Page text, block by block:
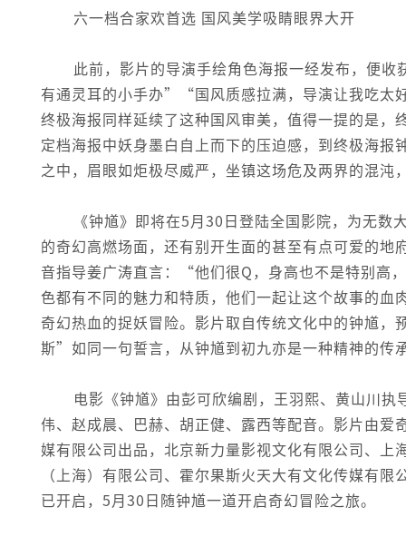
六一档合家欢首选 国风美学吸睛眼界大开
此前，影片的导演手绘角色海报一经发布，便
有通灵耳的小手办”“国风质感拉满，导演让我吃
终极海报同样延续了这种国风审美，值得一提的是
定档海报中妖身墨白自上而下的压迫感，到终极海
之中，眉眼如炬极尽威严，坐镇这场危及两界的混
《钟馗》即将在5月30日登陆全国影院，为无
的奇幻高燃场面，还有别开生面的甚至有点可爱的
音指导姜广涛直言：“他们很Q，身高也不是特别高
色都有不同的魅力和特质，他们一起让这个故事的
奇幻热血的捉妖冒险。影片取自传统文化中的钟馗
斯”如同一句誓言，从钟馗到初九亦是一种精神的传
电影《钟馗》由彭可欣编剧，王羽熙、黄山川
伟、赵成晨、巴赫、胡正健、露西等配音。影片由
媒有限公司出品，北京新力量影视文化有限公司、
（上海）有限公司、霍尔果斯火天大有文化传媒有
已开启，5月30日随钟馗一道开启奇幻冒险之旅。